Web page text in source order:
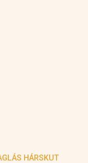
HÁRSKUT